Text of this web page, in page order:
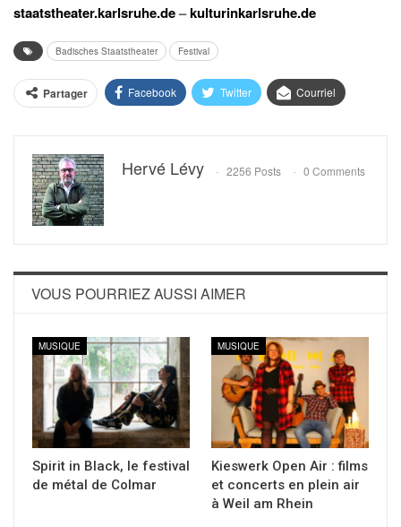
staatstheater.karlsruhe.de–kulturinkarlsruhe.de
Badisches Staatstheater Festival
Partager Facebook Twitter Courriel
Hervé Lévy 2256 Posts 0 Comments
VOUS POURRIEZ AUSSI AIMER
MUSIQUE
Spirit in Black, le festival
de métal de Colmar
MUSIQUE
Kieswerk Open Air : films
et concerts en plein air
à Weil am Rhein